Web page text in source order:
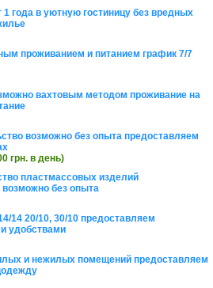
года в уютную гостиницу без вредных
проживанием и питанием график 7/7
вахтовым методом проживание на
возможно без опыта предоставляем
грн. в день)
пластмассовых изделий
без опыта
14 20/10, 30/10 предоставляем
удобствами
и нежилых помещений предоставляем